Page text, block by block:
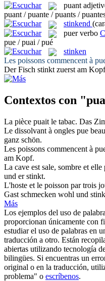
puant
puant / puante / puants /
stinkend
puer verbo
pue / puai / pué
stinken
Les poissons commencent à
Der Fisch stinkt zuerst am
Contextos con
La pièce puait le tabac. Das
Le dissolvant à ongles pue
ganz schön.
Les poissons commencent à
am Kopf.
La cave est sale, sombre et elle
und erstinkt.
L'hoste et le poisson par trois
Gast schmecken wohl und
Más
Los ejemplos del uso de
proporcionan únicamente con
estudiar el uso de palabras en
traducción a otro. Están
abiertas utilizando tecnología
bilingües. Si encuentras un
original o en la traducción,
problema" o escríbenos.